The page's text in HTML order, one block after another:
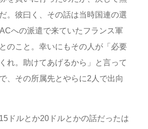
。彼曰く、その話は当時国連の選
への派遣で来ていたフランス軍
のこと。幸いにもその人が「必要
れ。助けてあげるから」と言って
、その所属先とやらに2人で出向
ドルとか20ドルとかの話だったは